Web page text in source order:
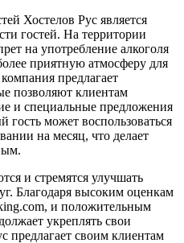
Хостелов Рус является
гостей. На территории
на употребление алкоголя
приятную атмосферу для
предлагает
позволяют клиентам
и специальные предложения
гость может воспользоваться
на месяц, что делает
и стремятся улучшать
Благодаря высоким оценкам
и положительным
укреплять свои
предлагает своим клиентам